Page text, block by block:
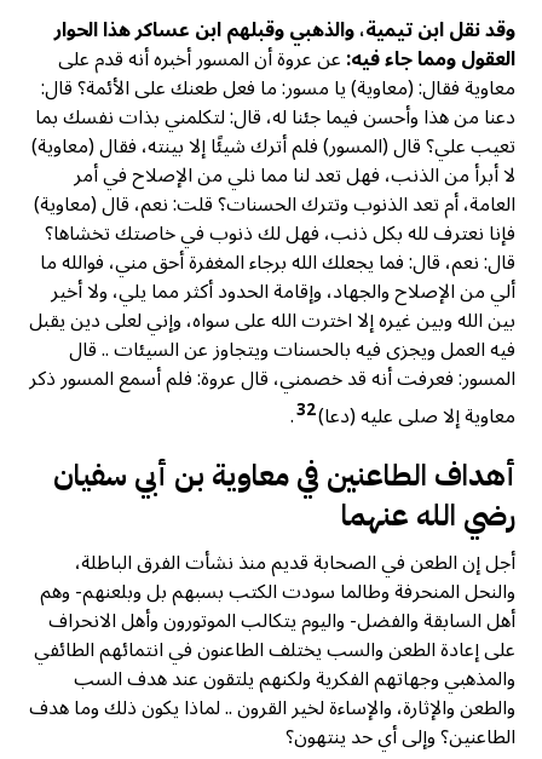
وقد نقل ابن تيمية، والذهبي وقبلهم ابن عساكر هذا الحوار
العقول ومما جاء فيه:عن عروة أن المسور أخبره أنه قدم على
معاوية فقال: (معاوية) يا مسور: ما فعل طعنك على الأئمة؟ قال:
دعنا من هذا وأحسن فيما جئنا له، قال: لتكلمني بذات نفسك بما
تعيب علي؟ قال (المسور) فلم أترك شيئًا إلا بينته، فقال (معاوية)
لا أبرأ من الذنب، فهل تعد لنا مما نلي من الإصلاح في أمر
العامة، أم تعد الذنوب وتترك الحسنات؟ قلت: نعم، قال (معاوية)
فإنا نعترف لله بكل ذنب، فهل لك ذنوب في خاصتك تخشاها؟
قال: نعم، قال: فما يجعلك الله برجاء المغفرة أحق مني، فوالله ما
ألي من الإصلاح والجهاد، وإقامة الحدود أكثر مما يلي، ولا أخير
بين الله وبين غيره إلا اخترت الله على سواه، وإني لعلى دين يقبل
فيه العمل ويجزى فيه بالحسنات ويتجاوز عن السيئات .. قال
المسور: فعرفت أنه قد خصمني، قال عروة: فلم أسمع المسور ذكر
معاوية إلا صلى عليه (دعا)32
.
أهداف الطاعنين في معاوية بن أبي سفيان
رضي الله عنهما
أجل إن الطعن في الصحابة قديم منذ نشأت الفرق الباطلة،
والنحل المنحرفة وطالما سودت الكتب بسبهم بل وبلعنهم- وهم
أهل السابقة والفضل- واليوم يتكالب الموتورون وأهل الانحراف
على إعادة الطعن والسب يختلف الطاعنون في انتمائهم الطائفي
والمذهبي وجهاتهم الفكرية ولكنهم يلتقون عند هدف السب
والطعن والإثارة، والإساءة لخير القرون .. لماذا يكون ذلك وما هدف
الطاعنين؟ وإلى أي حد ينتهون؟